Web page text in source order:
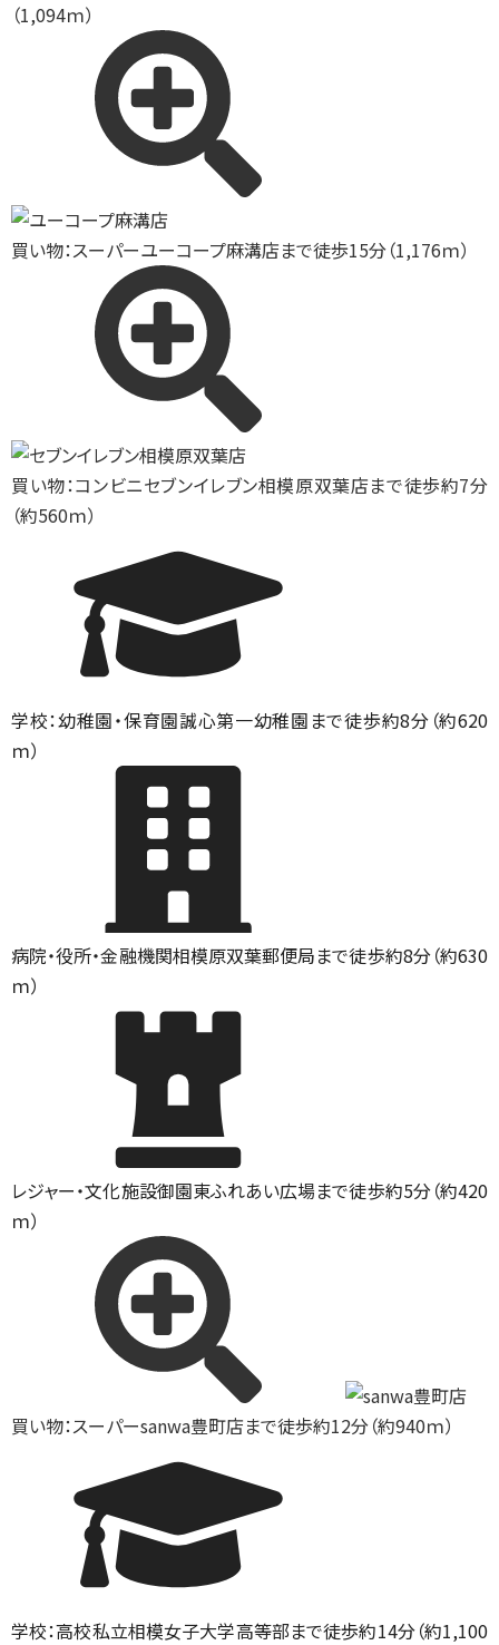
（1,094ｍ）
買い物：スーパーユーコープ麻溝店まで徒歩15分（1,176ｍ）
買い物：コンビニセブンイレブン相模原双葉店まで徒歩約7分
（約560ｍ）
学校：幼稚園・保育園誠心第一幼稚園まで徒歩約8分（約620
ｍ）
病院・役所・金融機関相模原双葉郵便局まで徒歩約8分（約630
ｍ）
レジャー・文化施設御園東ふれあい広場まで徒歩約5分（約420
ｍ）
買い物：スーパーsanwa豊町店まで徒歩約12分（約940ｍ）
学校：高校私立相模女子大学高等部まで徒歩約14分（約1,100